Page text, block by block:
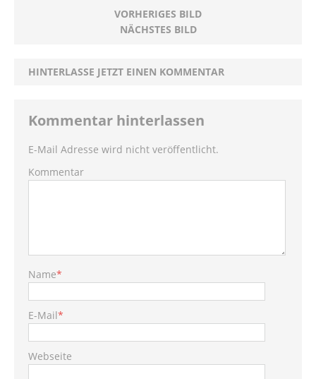
VORHERIGES BILD
NÄCHSTES BILD
HINTERLASSE JETZT EINEN KOMMENTAR
Kommentar hinterlassen
E-Mail Adresse wird nicht veröffentlicht.
Kommentar
Name*
E-Mail*
Webseite